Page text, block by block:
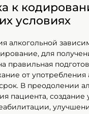
к
условиях
алкогольной
для
правильная
от употребления
В преодолении
пациента, создание